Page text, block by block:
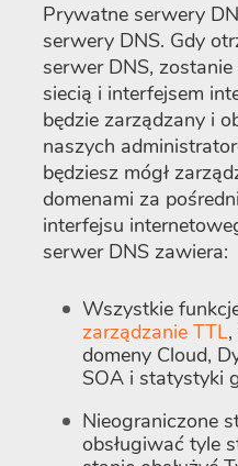
Prywatne serwery
serwery DNS. Gdy
serwer DNS,
siecią i interfejsem
będzie zarządzany i
naszych
będziesz mógł
domenami za
interfejsu
serwer DNS zawiera:
Wszystkie
zarządzanie TTL
domeny Cloud,
SOA i statystyki
Nieograniczone
obsługiwać tyle